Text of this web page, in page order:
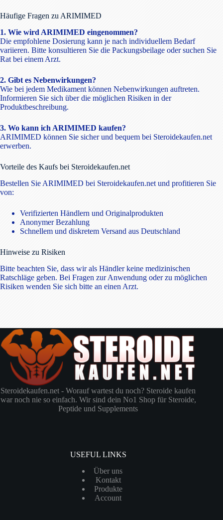
Häufige Fragen zu ARIMIMED
1. Wie wird ARIMIMED eingenommen?
Die empfohlene Dosierung kann je nach individuellem Bedarf
variieren. Bitte konsultieren Sie die Packungsbeilage oder suchen Sie
Rat bei einem Arzt.
2. Gibt es Nebenwirkungen?
Wie bei jedem Medikament können Nebenwirkungen auftreten.
Informieren Sie sich über die möglichen Risiken in der
Produktbeschreibung.
3. Wo kann ich ARIMIMED kaufen?
ARIMIMED können Sie sicher und bequem bei Steroidekaufen.net
erwerben.
Vorteile des Kaufs bei Steroidekaufen.net
Bestellen Sie ARIMIMED bei Steroidekaufen.net und profitieren Sie
von:
Verifizierten Händlern und Originalprodukten
Anonymer Bezahlung
Schnellem und diskretem Versand aus Deutschland
Hinweise zu Risiken
Bitte beachten Sie, dass wir als Händler keine medizinischen
Ratschläge geben. Bei Fragen zur Anwendung oder zu möglichen
Risiken wenden Sie sich bitte an einen Arzt.
Steroidekaufen.net - Worauf wartest du noch? Steroide kaufen
war noch nie so einfach. Wir sind dein No1 Shop für Steroide,
Peptide und Supplements
USEFUL LINKS
Über uns
Kontakt
Produkte
Account